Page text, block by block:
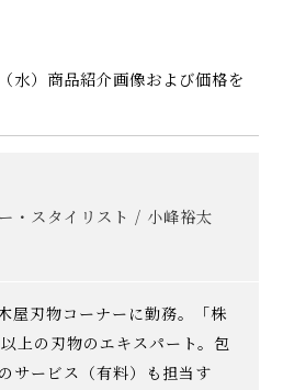
水）商品紹介画像および価格を
・スタイリスト / 小峰裕太
屋刃物コーナーに勤務。「株
上の刃物のエキスパート。包
サービス（有料）も担当す